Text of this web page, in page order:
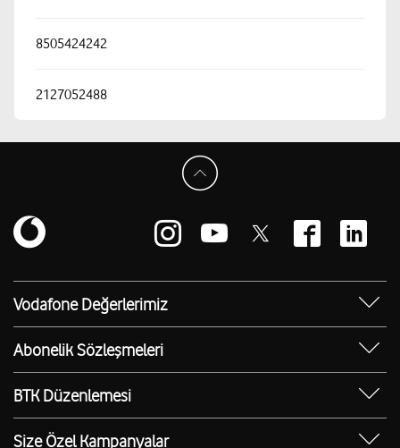
8505424242
2127052488
Vodafone Değerlerimiz
Sosyal Destek
Erişilebilir Mağazalar
Abonelik Sözleşmeleri
Kurumsal Tip Abonelik Sözleşmesi
BTK Düzenlemesi
Bilgi Teknolojileri ve İletişim Kurumu (BTK)
Düzenlemesi
Size Özel Kampanyalar